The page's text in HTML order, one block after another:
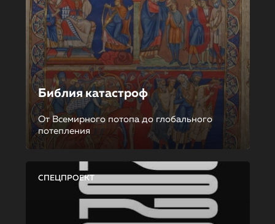
Библия катастроф
От Всемирного потопа до глобального
потепления
СПЕЦПРОЕКТ